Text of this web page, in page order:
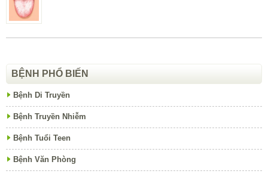
BỆNH PHỔ BIẾN
Bệnh Di Truyền
Bệnh Truyền Nhiễm
Bệnh Tuổi Teen
Bệnh Văn Phòng